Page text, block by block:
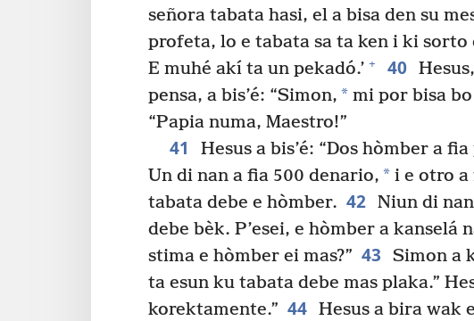
señora tabata hasi, el a bisa den su
profeta, lo e tabata sa ta ken i ki
E muhé akí ta un pekadó.’ + 40
pensa, a bis’é: “Simon, * mi por bisa bo
“Papia numa, Maestro!”
41
Hesus a bis’é: “Dos hòmber a
Un di nan a fia 500 denario, * i e otro a
tabata debe e hòmber. 42 Niun di
debe bèk. P’esei, e hòmber a kanselá
stima e hòmber ei mas?” 43
Simon a
ta esun ku tabata debe mas plaka.”
korektamente.” 44 Hesus a bira wak